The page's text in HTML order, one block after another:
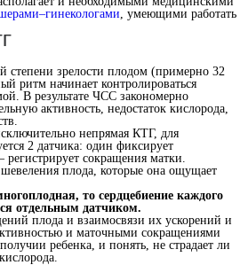
, умеющими работать
степени зрелости плодом (примерно 32
ритм начинает контролироваться
В результате ЧСС закономерно
активность, недостаток кислорода,
непрямая КТГ, для
2 датчика: один фиксирует
регистрирует сокращения матки.
плода, которые она ощущает
то сердцебиение каждого
отдельным датчиком.
плода и взаимосвязи их ускорений и
и маточными сокращениями
ребенка, и понять, не страдает ли